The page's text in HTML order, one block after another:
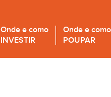
Onde e como
INVESTIR
Onde e como
POUPAR